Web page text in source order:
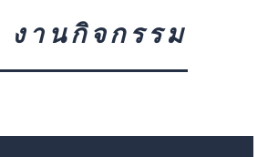
งานกิจกรรม